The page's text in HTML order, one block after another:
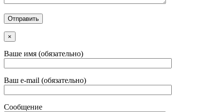
×
Ваше имя (обязательно)
Ваш e-mail (обязательно)
Сообщение